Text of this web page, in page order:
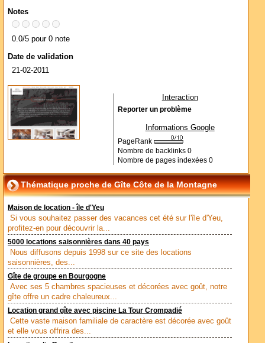
Notes
0.0/5 pour 0 note
Date de validation
21-02-2011
Interaction
Reporter un problème
Informations Google
PageRank
Nombre de backlinks 0
Nombre de pages indexées 0
Thématique proche de Gîte Côte de la Montagne
Maison de location - île d'Yeu
Si vous souhaitez passer des vacances cet été sur l'île d'Yeu,
profitez-en pour découvrir la...
5000 locations saisonnières dans 40 pays
Nous diffusons depuis 1998 sur ce site des locations
saisonnières, des...
Gîte de groupe en Bourgogne
Avec ses 5 chambres spacieuses et décorées avec goût, notre
gîte offre un cadre chaleureux...
Location grand gîte avec piscine La Tour Crompadié
Cette vaste maison familiale de caractère est décorée avec goût
et elle vous offrira des...